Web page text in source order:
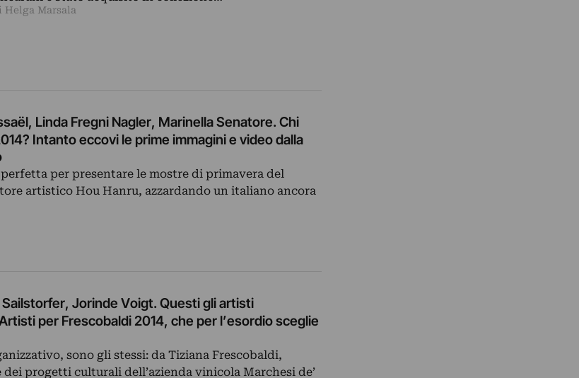
Helga Marsala
Linda Fregni Nagler, Marinella Senatore. Chi
Intanto eccovi le prime immagini e video dalla
per presentare le mostre di primavera del
artistico Hou Hanru, azzardando un italiano ancora
Sailstorfer, Jorinde Voigt. Questi gli artisti
per Frescobaldi 2014, che per l’esordio sceglie
sono gli stessi: da Tiziana Frescobaldi,
progetti culturali dell’azienda vinicola Marchesi de’